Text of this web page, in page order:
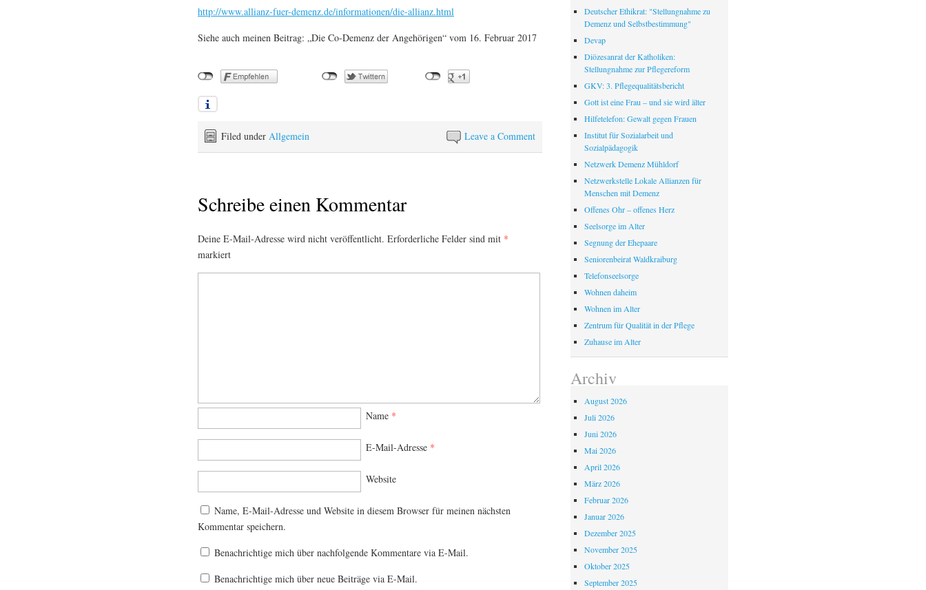
http://www.allianz-fuer-demenz.de/informationen/die-allianz.html
Siehe auch meinen Beitrag: „Die Co-Demenz der Angehörigen“ vom 16. Februar 2017
Leave a Comment
Filed under Allgemein
Schreibe einen Kommentar
Deine E-Mail-Adresse wird nicht veröffentlicht. Erforderliche Felder sind mit *
markiert
Name *
E-Mail-Adresse *
Website
Name, E-Mail-Adresse und Website in diesem Browser für meinen nächsten
Kommentar speichern.
Benachrichtige mich über nachfolgende Kommentare via E-Mail.
Benachrichtige mich über neue Beiträge via E-Mail.
Deutscher Ethikrat: "Stellungnahme zu
Demenz und Selbstbestimmung"
Devap
Diözesanrat der Katholiken:
Stellungnahme zur Pflegereform
GKV: 3. Pflegequalitätsbericht
Gott ist eine Frau – und sie wird älter
Hilfetelefon: Gewalt gegen Frauen
Institut für Sozialarbeit und
Sozialpädagogik
Netzwerk Demenz Mühldorf
Netzwerkstelle Lokale Allianzen für
Menschen mit Demenz
Offenes Ohr – offenes Herz
Seelsorge im Alter
Segnung der Ehepaare
Seniorenbeirat Waldkraiburg
Telefonseelsorge
Wohnen daheim
Wohnen im Alter
Zentrum für Qualität in der Pflege
Zuhause im Alter
Archiv
August 2026
Juli 2026
Juni 2026
Mai 2026
April 2026
März 2026
Februar 2026
Januar 2026
Dezember 2025
November 2025
Oktober 2025
September 2025